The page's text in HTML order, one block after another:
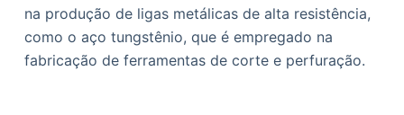
na produção de ligas metálicas de alta resistência,
como o aço tungstênio, que é empregado na
fabricação de ferramentas de corte e perfuração.